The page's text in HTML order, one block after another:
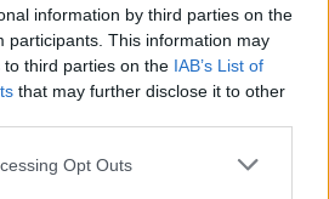
information by third parties on the
participants. This information may
third parties on the IAB’s List of
that may further disclose it to other
Opt Outs
selon la gravité du
temporaire
kilomètres pour chauffer et